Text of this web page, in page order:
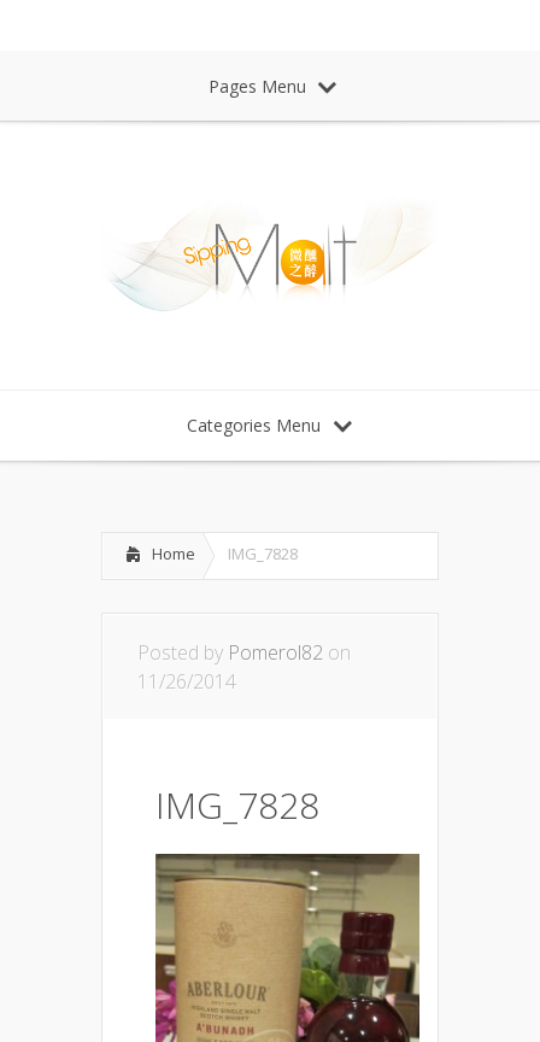
Pages Menu
Categories Menu
Home IMG_7828
Posted by Pomerol82 on
11/26/2014
IMG_7828